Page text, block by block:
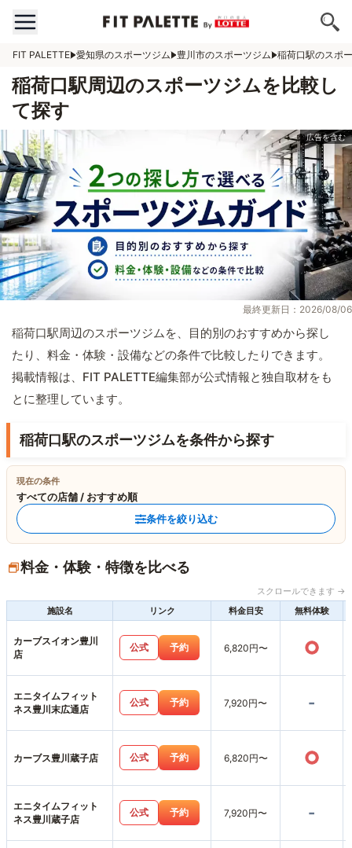
FIT PALETTE 愛知県のスポーツジム 豊川市のスポーツジム 稲荷口駅のスポ
稲荷口駅周辺のスポーツジムを比較し
て探す
最終更新日：2026/08/06
稲荷口駅周辺のスポーツジムを、目的別のおすすめから探し
たり、料金・体験・設備などの条件で比較したりできます。
掲載情報は、FIT PALETTE編集部が公式情報と独自取材をも
とに整理しています。
稲荷口駅のスポーツジムを条件から探す
現在の条件
すべての店舗 / おすすめ順
条件を絞り込む
料金・体験・特徴を比べる
スクロールできます →
施設名
リンク 料金目安 無料体験
カーブスイオン豊川
店
公式 予約 6,820円〜 ○
エニタイムフィット
ネス豊川末広通店
公式 予約 7,920円〜 -
カーブス豊川蔵子店 公式 予約 6,820円〜 ○
エニタイムフィット
ネス豊川蔵子店
公式 予約 7,920円〜 -